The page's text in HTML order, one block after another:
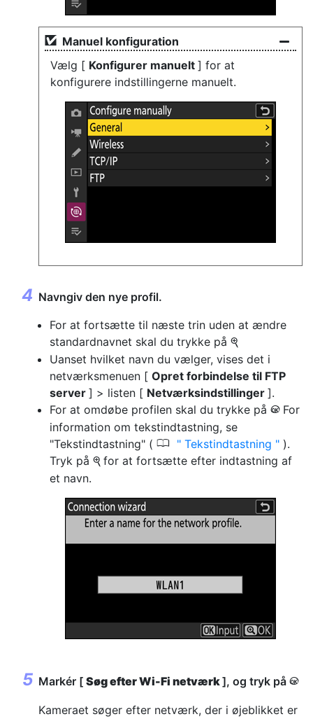
Manuel konfiguration
Vælg [ Konfigurer manuelt ] for at
konfigurere indstillingerne manuelt.
Navngiv den nye profil.
For at fortsætte til næste trin uden at ændre
standardnavnet skal du trykke på X
Uanset hvilket navn du vælger, vises det i
netværksmenuen [ Opret forbindelse til FTP
server ] > listen [ Netværksindstillinger ].
For at omdøbe profilen skal du trykke på J For
information om tekstindtastning, se
"Tekstindtastning" ( 0 Tekstindtastning
).
Tryk på X for at fortsætte efter indtastning af
et navn.
Markér [ Søg efter Wi-Fi netværk], og tryk på J
Kameraet søger efter netværk, der i øjeblikket er